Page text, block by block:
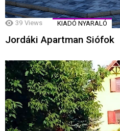
39 Views KIADÓ NYARALÓ
Jordáki Apartman Siófok